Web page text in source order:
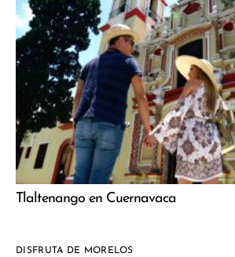
Tlaltenango en Cuernavaca
DISFRUTA DE MORELOS